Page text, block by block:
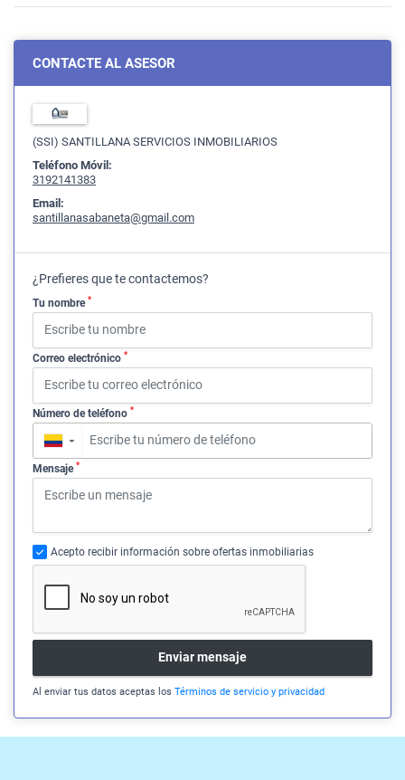
CONTACTE AL ASESOR
(SSI) SANTILLANA SERVICIOS INMOBILIARIOS
Teléfono Móvil:
3192141383
Email:
santillanasabaneta@gmail.com
¿Prefieres que te contactemos?
Tu nombre *
Correo electrónico *
Número de teléfono *
▼
Mensaje *
Acepto recibir información sobre ofertas inmobiliarias
Enviar mensaje
Al enviar tus datos aceptas los Términos de servicio y privacidad